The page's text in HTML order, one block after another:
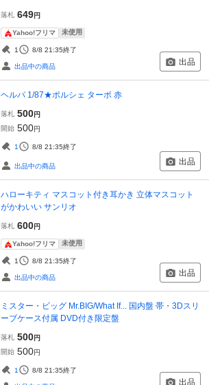
落札 649円
Yahoo!フリマ 未使用
1 8/8 21:35終了
出品中の商品 出品
ヘルパ 1/87★ポルシェ ターボ 赤
落札 500円
開始 500円
1 8/8 21:35終了
出品中の商品 出品
ハローキティ マスコット付き耳かき 立体マスコット
がかわいい サンリオ
落札 600円
Yahoo!フリマ 未使用
1 8/8 21:35終了
出品中の商品 出品
ミスター・ビッグ Mr.BIG/What If... 国内盤 帯・3Dスリ
ーブケース付属 DVD付き限定盤
落札 500円
開始 500円
1 8/8 21:35終了
出品